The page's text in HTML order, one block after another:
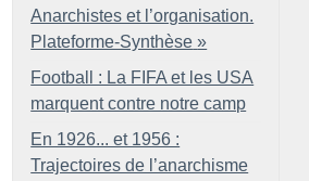
Anarchistes et l’organisation.
Plateforme-Synthèse »
Football : La FIFA et les USA
marquent contre notre camp
En 1926... et 1956 :
Trajectoires de l’anarchisme